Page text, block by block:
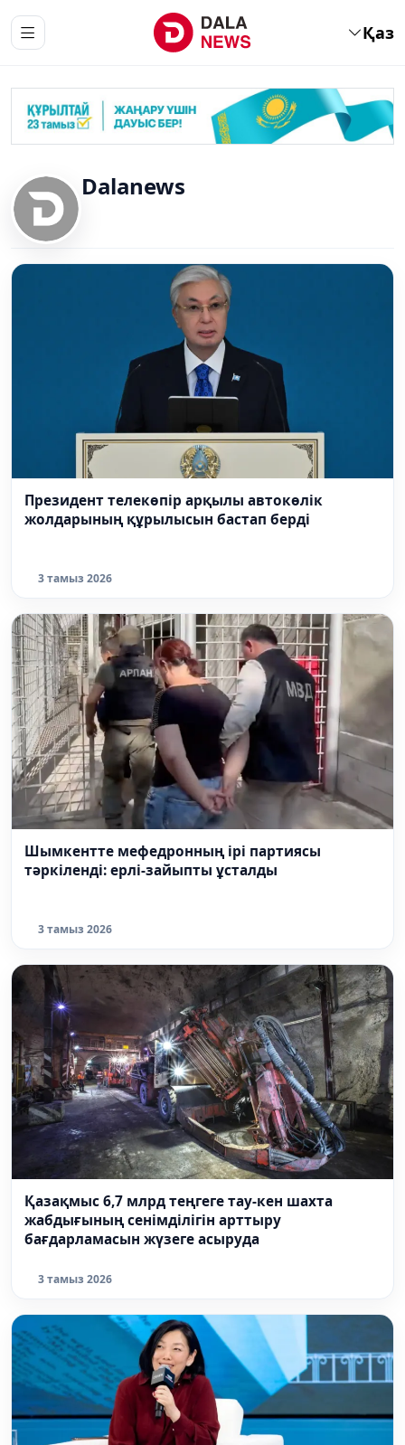
Қаз
Dalanews
Президент телекөпір арқылы автокөлік
жолдарының құрылысын бастап берді
3 тамыз 2026
Шымкентте мефедронның ірі партиясы
тәркіленді: ерлі-зайыпты ұсталды
3 тамыз 2026
Қазақмыс 6,7 млрд теңгеге тау-кен шахта
жабдығының сенімділігін арттыру
бағдарламасын жүзеге асыруда
3 тамыз 2026